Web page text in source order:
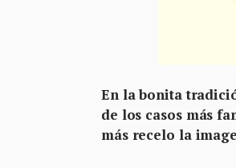
En la bonita
de los casos más
más recelo la